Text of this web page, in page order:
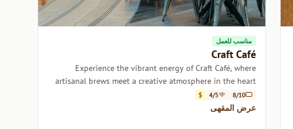
مناسب للعمل
Craft Café
Experience the vibrant energy of Craft Café, where
artisanal brews meet a creative atmosphere in the heart
of Dubai.
8/10
4/5
$
عرض المقهى